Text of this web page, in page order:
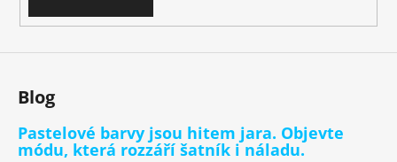
Blog
Pastelové barvy jsou hitem jara. Objevte
módu, která rozzáří šatník i náladu.